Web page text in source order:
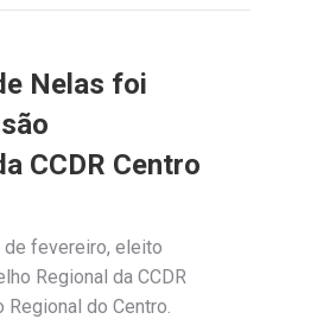
Nelas foi
CCDR Centro
de fevereiro, eleito
Regional da CCDR
do Centro.